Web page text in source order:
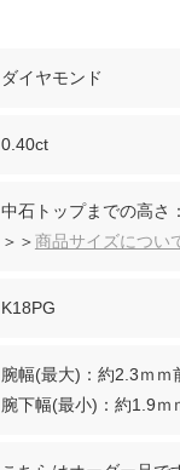
ダイヤモンド
0.40ct
中石トップまでの高さ
＞＞商品サイズについ
K18PG
腕幅(最大)：約2.3ｍｍ
腕下幅(最小)：約1.9ｍ